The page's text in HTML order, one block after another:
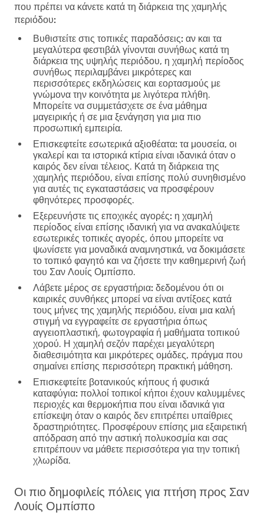
που πρέπει να κάνετε κατά τη διάρκεια της χαμηλής
περιόδου:
Βυθιστείτε στις τοπικές παραδόσεις: αν και τα
μεγαλύτερα φεστιβάλ γίνονται συνήθως κατά τη
διάρκεια της υψηλής περιόδου, η χαμηλή περίοδος
συνήθως περιλαμβάνει μικρότερες και
περισσότερες εκδηλώσεις και εορτασμούς με
γνώμονα την κοινότητα με λιγότερα πλήθη.
Μπορείτε να συμμετάσχετε σε ένα μάθημα
μαγειρικής ή σε μια ξενάγηση για μια πιο
προσωπική εμπειρία.
Επισκεφτείτε εσωτερικά αξιοθέατα: τα μουσεία, οι
γκαλερί και τα ιστορικά κτίρια είναι ιδανικά όταν ο
καιρός δεν είναι τέλειος. Κατά τη διάρκεια της
χαμηλής περιόδου, είναι επίσης πολύ συνηθισμένο
για αυτές τις εγκαταστάσεις να προσφέρουν
φθηνότερες προσφορές.
Εξερευνήστε τις εποχικές αγορές: η χαμηλή
περίοδος είναι επίσης ιδανική για να ανακαλύψετε
εσωτερικές τοπικές αγορές, όπου μπορείτε να
ψωνίσετε για μοναδικά αναμνηστικά, να δοκιμάσετε
το τοπικό φαγητό και να ζήσετε την καθημερινή ζωή
του Σαν Λουίς Ομπίσπο.
Λάβετε μέρος σε εργαστήρια: δεδομένου ότι οι
καιρικές συνθήκες μπορεί να είναι αντίξοες κατά
τους μήνες της χαμηλής περιόδου, είναι μια καλή
στιγμή να εγγραφείτε σε εργαστήρια όπως
αγγειοπλαστική, φωτογραφία ή μαθήματα τοπικού
χορού. Η χαμηλή σεζόν παρέχει μεγαλύτερη
διαθεσιμότητα και μικρότερες ομάδες, πράγμα που
σημαίνει επίσης περισσότερη πρακτική μάθηση.
Επισκεφτείτε βοτανικούς κήπους ή φυσικά
καταφύγια: πολλοί τοπικοί κήποι έχουν καλυμμένες
περιοχές και θερμοκήπια που είναι ιδανικά για
επίσκεψη όταν ο καιρός δεν επιτρέπει υπαίθριες
δραστηριότητες. Προσφέρουν επίσης μια εξαιρετική
απόδραση από την αστική πολυκοσμία και σας
επιτρέπουν να μάθετε περισσότερα για την τοπική
χλωρίδα.
Οι πιο δημοφιλείς πόλεις για πτήση προς Σαν
Λουίς Ομπίσπο